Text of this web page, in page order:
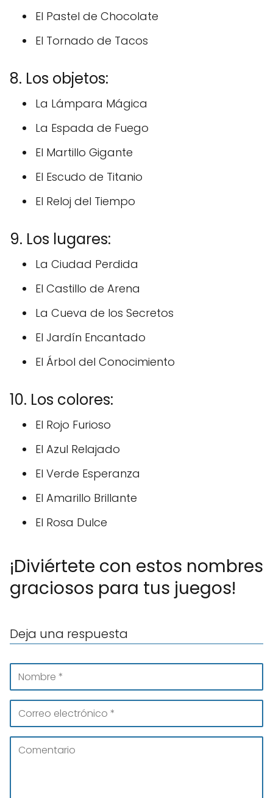
El Pastel de Chocolate
El Tornado de Tacos
8. Los objetos:
La Lámpara Mágica
La Espada de Fuego
El Martillo Gigante
El Escudo de Titanio
El Reloj del Tiempo
9. Los lugares:
La Ciudad Perdida
El Castillo de Arena
La Cueva de los Secretos
El Jardín Encantado
El Árbol del Conocimiento
10. Los colores:
El Rojo Furioso
El Azul Relajado
El Verde Esperanza
El Amarillo Brillante
El Rosa Dulce
¡Diviértete con estos nombres
graciosos para tus juegos!
Deja una respuesta